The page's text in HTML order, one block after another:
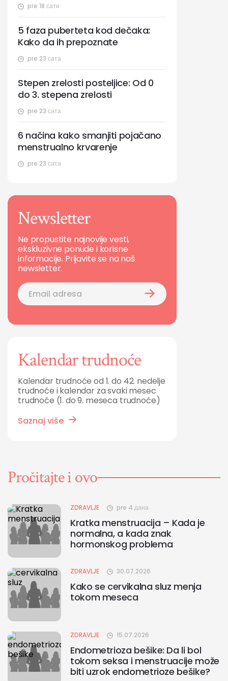
pre 18 сати
pre 23 сата
5 faza puberteta kod dečaka:
Kako da ih prepoznate
pre 23 сата
Stepen zrelosti posteljice: Od 0
do 3. stepena zrelosti
pre 23 сата
6 načina kako smanjiti pojačano
menstrualno krvarenje
Newsletter
Ne propustite najnovije vesti,
ekskluzivne ponude i korisne
informacije. Prijavite se na naš
newsletter.
Kalendar trudnoće
Kalendar trudnoće od 1. do 42. nedelje
trudnoće i kalendar za svaki mesec
trudnoće (1. do 9. meseca trudnoće)
Saznaj više
Pročitajte i ovo
ZDRAVLJE pre 4 дана
Kratka menstruacija – Kada je
normalna, a kada znak
hormonskog problema
ZDRAVLJE 30.07.2026
Kako se cervikalna sluz menja
tokom meseca
ZDRAVLJE 15.07.2026
Endometrioza bešike: Da li bol
tokom seksa i menstruacije može
biti uzrok endometrioze bešike?